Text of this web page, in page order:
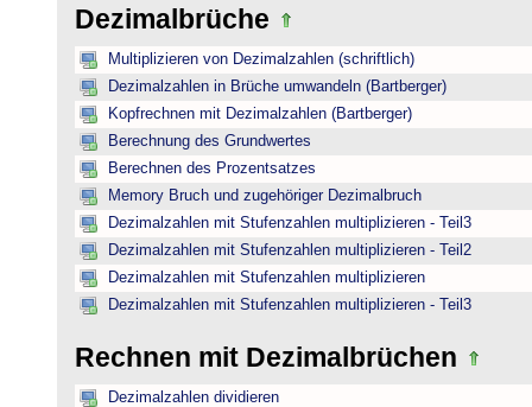
Dezimalbrüche
Multiplizieren von Dezimalzahlen (schriftlich)
Dezimalzahlen in Brüche umwandeln (Bartberger)
Kopfrechnen mit Dezimalzahlen (Bartberger)
Berechnung des Grundwertes
Berechnen des Prozentsatzes
Memory Bruch und zugehöriger Dezimalbruch
Dezimalzahlen mit Stufenzahlen multiplizieren - Teil3
Dezimalzahlen mit Stufenzahlen multiplizieren - Teil2
Dezimalzahlen mit Stufenzahlen multiplizieren
Dezimalzahlen mit Stufenzahlen multiplizieren - Teil3
Rechnen mit Dezimalbrüchen
Dezimalzahlen dividieren